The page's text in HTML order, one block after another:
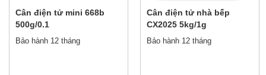
Cân điện tử mini 668b
500g/0.1
Bảo hành 12 tháng
Cân điện tử nhà bếp
CX2025 5kg/1g
Bảo hành 12 tháng